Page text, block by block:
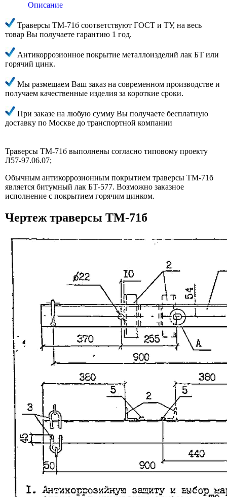
Описание
Траверсы ТМ-71б соответствуют ГОСТ и ТУ, на весь
товар Вы получаете гарантию 1 год.
Антикоррозионное покрытие металлоизделий лак БТ или
горячий цинк.
Мы размещаем Ваш заказ на современном производстве и
получаем качественные изделия за короткие сроки.
При заказе на любую сумму Вы получаете бесплатную
доставку по Москве до транспортной компании
Траверсы ТМ-71б выполнены согласно типовому проекту
Л57-97.06.07;
Обычным антикоррозионным покрытием траверсы ТМ-71б
является битумный лак БТ-577. Возможно заказное
исполнение с покрытием горячим цинком.
Чертеж траверсы ТМ-71б